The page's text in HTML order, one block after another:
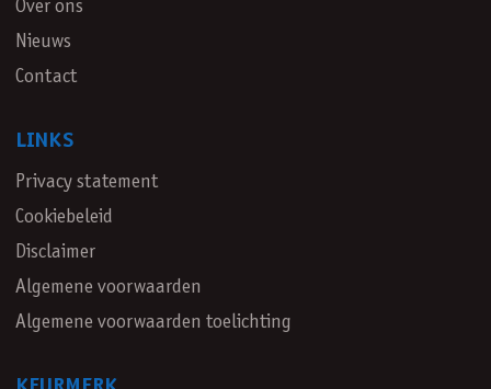
Over ons
Nieuws
Contact
LINKS
Privacy statement
Cookiebeleid
Disclaimer
Algemene voorwaarden
Algemene voorwaarden toelichting